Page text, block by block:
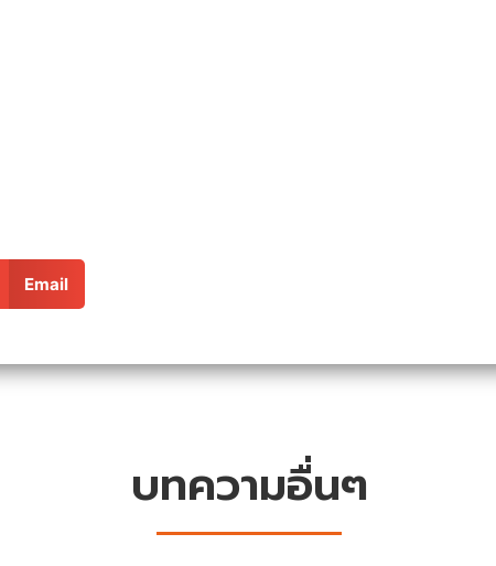
Email
บทความอื่นๆ